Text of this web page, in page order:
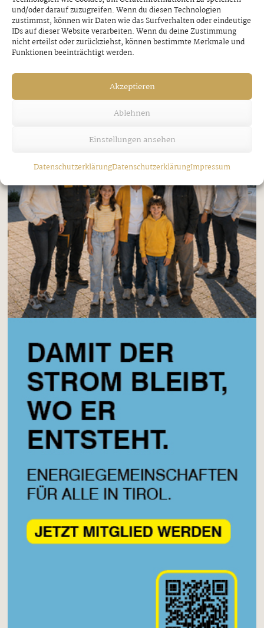
und/oder darauf zuzugreifen. Wenn du diesen Technologien
zustimmst, können wir Daten wie das Surfverhalten oder eindeutige
IDs auf dieser Website verarbeiten. Wenn du deine Zustimmung
nicht erteilst oder zurückziehst, können bestimmte Merkmale und
Funktionen beeinträchtigt werden.
Akzeptieren
Ablehnen
Einstellungen ansehen
DatenschutzerklärungDatenschutzerklärungImpressum